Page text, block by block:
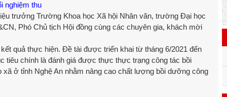
nghiệm thu
trưởng Trường Khoa học Xã hội Nhân văn, trường Đại học
Phó Chủ tịch Hội đồng cùng các chuyên gia, khách mời
quả thực hiện. Đề tài được triển khai từ tháng 6/2021 đến
tiêu chính là đánh giá được thực thực trạng công tác bồi
ở tỉnh Nghệ An nhằm nâng cao chất lượng bồi dưỡng công